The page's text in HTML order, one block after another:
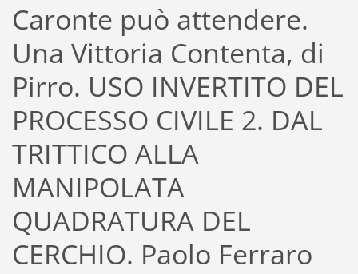
Caronte può attendere.
Una Vittoria Contenta, di
Pirro. USO INVERTITO DEL
PROCESSO CIVILE 2. DAL
TRITTICO ALLA
MANIPOLATA
QUADRATURA DEL
CERCHIO. Paolo Ferraro